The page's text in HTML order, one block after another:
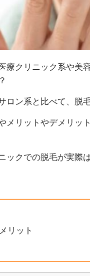
療クリニック系や美
ロン系と比べて、脱
メリットやデメリッ
ックでの脱毛が実際
リット